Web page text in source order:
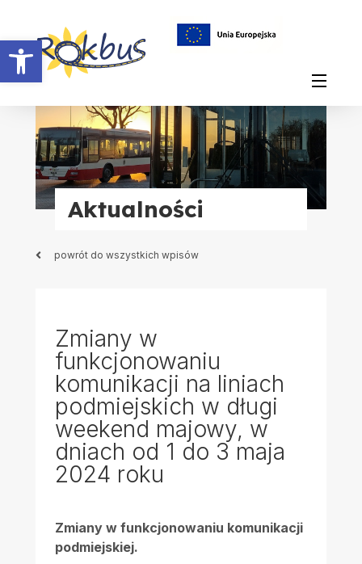
Otwórz pasek narzędzi
Aktualności
powrót do wszystkich wpisów
Zmiany w
funkcjonowaniu
komunikacji na liniach
podmiejskich w długi
weekend majowy, w
dniach od 1 do 3 maja
2024 roku
Zmiany w funkcjonowaniu komunikacji
podmiejskiej.